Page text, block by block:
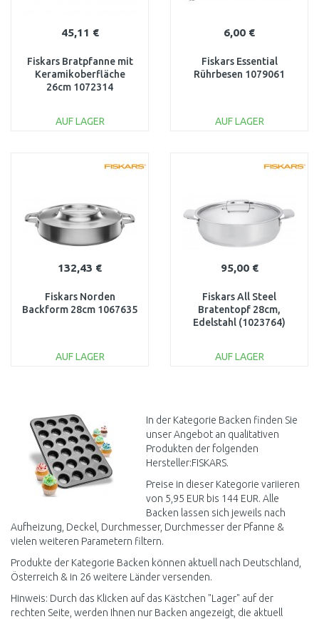
45,11 €
Fiskars Bratpfanne mit
Keramikoberfläche
26cm 1072314
AUF LAGER
6,00 €
Fiskars Essential
Rührbesen 1079061
AUF LAGER
132,43 €
Fiskars Norden
Backform 28cm 1067635
AUF LAGER
Vergleichen
95,00 €
Fiskars All Steel
Bratentopf 28cm,
Edelstahl (1023764)
AUF LAGER
Vergleichen
In der Kategorie Backen finden Sie
unser Angebot an qualitativen
Produkten der folgenden
Hersteller:FISKARS.
Preise in dieser Kategorie variieren
von 5,95 EUR bis 144 EUR. Alle
Backen lassen sich jeweils nach
Aufheizung, Deckel, Durchmesser, Durchmesser der Pfanne &
vielen weiteren Parametern filtern.
Produkte der Kategorie Backen können aktuell nach Deutschland,
Österreich & in 26 weitere Länder versenden.
Hinweis: Durch das Klicken auf das Kästchen "Lager" auf der
rechten Seite, werden Ihnen nur Backen angezeigt, die aktuell